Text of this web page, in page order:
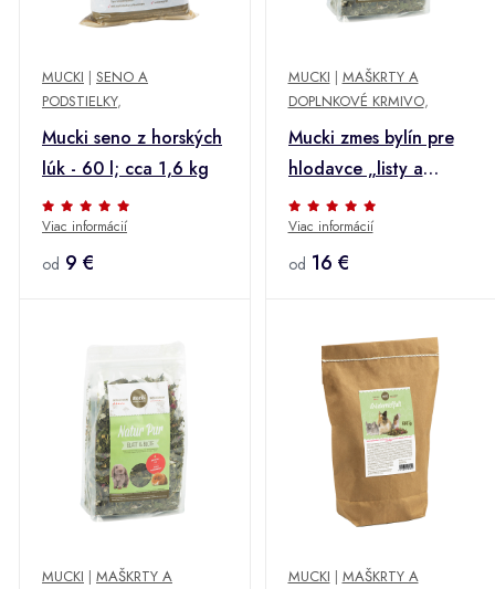
MUCKI | SENO A
PODSTIELKY,
Mucki seno z horských
lúk - 60 l; cca 1,6 kg
Viac informácií
od 9 €
MUCKI | MAŠKRTY A
DOPLNKOVÉ KRMIVO,
Mucki zmes bylín pre
hlodavce „listy a
kvety" - 500 g
Viac informácií
od 16 €
MUCKI | MAŠKRTY A
MUCKI | MAŠKRTY A